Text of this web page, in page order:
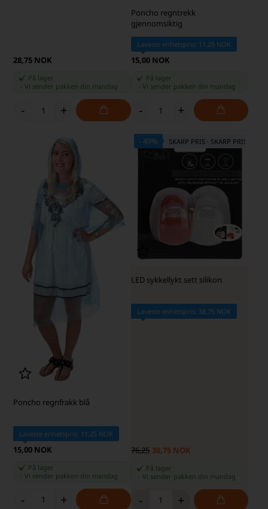
28,75 NOK
På lager
-Vi sender pakken din mandag
- +
Poncho regntrekk
gjennomsiktig
Laveste enhetspris: 11,25 NOK
15,00 NOK
På lager
Vi sender pakken din mandag
- +
Poncho regnfrakk blå
Laveste enhetspris: 11,25 NOK
15,00 NOK
På lager
-Vi sender pakken din mandag
- +
- 49% SKARP PRIS · SKARP PRIS
LED sykkellykt sett silikon
Laveste enhetspris: 38,75 NOK
76,25 38,75 NOK
På lager
Vi sender pakken din mandag
- +